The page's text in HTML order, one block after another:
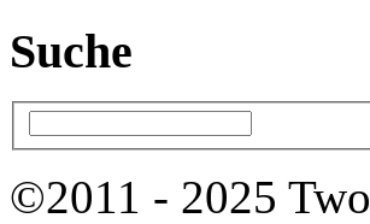
Suche
©2011 - 2025